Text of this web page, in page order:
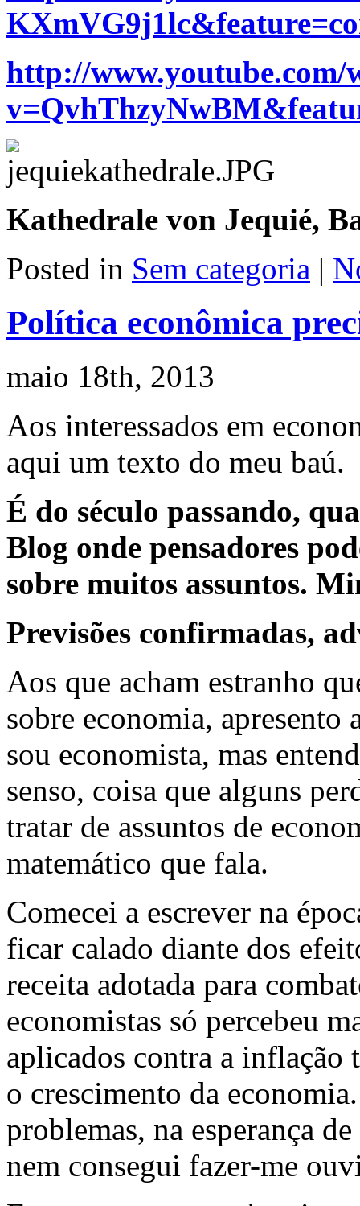
http://www.youtube.com/
Kathedrale von Jequié,
Posted in Sem categoria |
Política econômica
maio 18th, 2013
Aos interessados em
aqui um texto do meu baú.
É do século passando,
Blog onde pensadores
sobre muitos assuntos.
Previsões confirmadas,
Aos que acham estranho
sobre economia,
sou economista, mas
senso, coisa que alguns
tratar de assuntos de
matemático que fala.
Comecei a escrever na
ficar calado diante dos
receita adotada para
economistas só percebeu
aplicados contra a inflação
o crescimento da
problemas, na esperança
nem consegui fazer-me